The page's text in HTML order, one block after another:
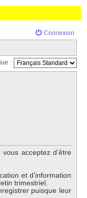
Connexion
:
acceptez d’être
et d’information
trimestriel.
puisque leur